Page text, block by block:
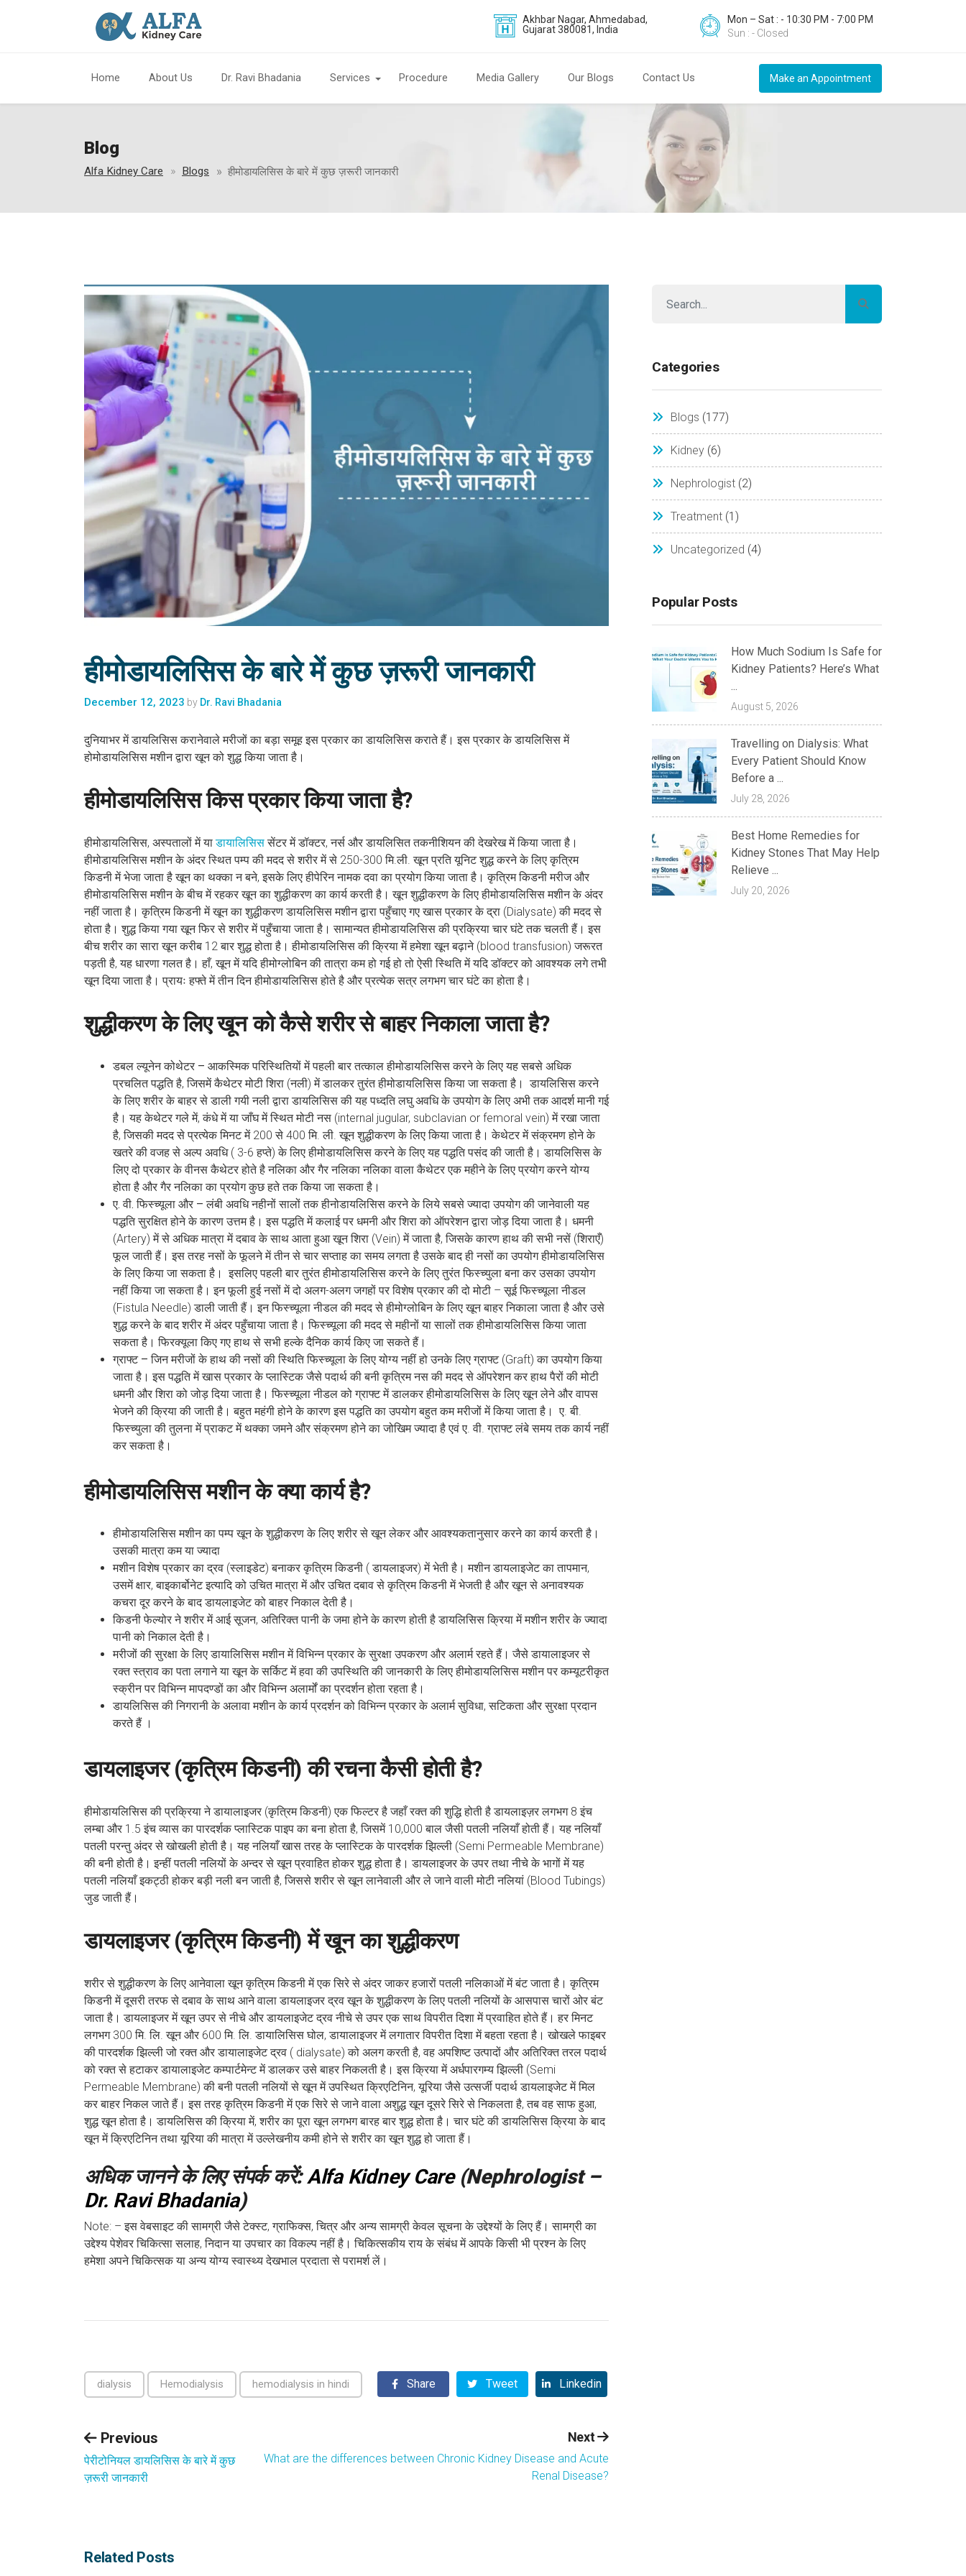
Akhbar Nagar, Ahmedabad,
Gujarat 380081, India
Mon – Sat : - 10:30 PM - 7:00 PM
Sun : - Closed
Home About Us Dr. Ravi Bhadania Services Procedure Media Gallery Our Blogs Contact Us Make an Appointment
Blog
Alfa Kidney Care Blogs हीमोडायलिसिस के बारे में कुछ ज़रूरी जानकारी
हीमोडायलिसिस के बारे में कुछ ज़रूरी जानकारी
December 12, 2023 by Dr. Ravi Bhadania
दुनियाभर में डायलिसिस करानेवाले मरीजों का बड़ा समूह इस प्रकार का डायलिसिस कराते हैं। इस प्रकार के डायलिसिस में
होमोडायलिसिस मशीन द्वारा खून को शुद्ध किया जाता है।
हीमोडायलिसिस किस प्रकार किया जाता है?
हीमोडायलिसिस, अस्पतालों में याडायालिसिससेंटर में डॉक्टर, नर्स और डायलिसित तकनीशियन की देखरेख में किया जाता है।
हीमोडायलिसिस मशीन के अंदर स्थित पम्प की मदद से शरीर में से 250-300 मि.ली. खून प्रति यूनिट शुद्ध करने के लिए कृत्रिम
किडनी में भेजा जाता है खून का थक्का न बने, इसके लिए हीपेरिन नामक दवा का प्रयोग किया जाता है। कृत्रिम किडनी मरीज और
हीमोडायलिसिस मशीन के बीच में रहकर खून का शुद्धीकरण का कार्य करती है। खून शुद्धीकरण के लिए हीमोडायलिसिस मशीन के अंदर
नहीं जाता है। कृत्रिम किडनी में खून का शुद्धीकरण डायलिसिस मशीन द्वारा पहुँचाए गए खास प्रकार के द्रा (Dialysate) की मदद से
होता है। शुद्ध किया गया खून फिर से शरीर में पहुँचाया जाता है। सामान्यत हीमोडायलिसिस की प्रक्रिया चार घंटे तक चलती हैं। इस
बीच शरीर का सारा खून करीब 12 बार शुद्ध होता है। हीमोडायलिसिस की क्रिया में हमेशा खून बढ़ाने (blood transfusion) जरूरत
पड़ती है, यह धारणा गलत है। हाँ, खून में यदि हीमोग्लोबिन की तात्रा कम हो गई हो तो ऐसी स्थिति में यदि डॉक्टर को आवश्यक लगे तभी
खून दिया जाता है। प्रायः हफ्ते में तीन दिन हीमोडायलिसिस होते है और प्रत्येक सत्र लगभग चार घंटे का होता है।
शुद्धीकरण के लिए खून को कैसे शरीर से बाहर निकाला जाता है?
डबल ल्यूनेन कोथेटर – आकस्मिक परिस्थितियों में पहली बार तत्काल हीमोडायलिसिस करने के लिए यह सबसे अधिक
प्रचलित पद्धति है, जिसमें कैथेटर मोटी शिरा (नली) में डालकर तुरंत हीमोडायलिसिस किया जा सकता है। डायलिसिस करने
के लिए शरीर के बाहर से डाली गयी नली द्वारा डायलिसिस की यह पध्दति लघु अवधि के उपयोग के लिए अभी तक आदर्श मानी गई
है। यह केथेटर गले में, कंधे में या जाँघ में स्थित मोटी नस (internal jugular, subclavian or femoral vein) में रखा जाता
है, जिसकी मदद से प्रत्येक मिनट में 200 से 400 मि. ली. खून शुद्धीकरण के लिए किया जाता है। केथेटर में संक्रमण होने के
खतरे की वजह से अल्प अवधि ( 3-6 हप्ते) के लिए हीमोडायलिसिस करने के लिए यह पद्धति पसंद की जाती है। डायलिसिस के
लिए दो प्रकार के वीनस कैथेटर होते है नलिका और गैर नलिका नलिका वाला कैथेटर एक महीने के लिए प्रयोग करने योग्य
होता है और गैर नलिका का प्रयोग कुछ हते तक किया जा सकता है।
ए. वी. फिस्च्यूला और – लंबी अवधि नहीनों सालों तक हीनोडायलिसिस करने के लिये सबसे ज्यादा उपयोग की जानेवाली यह
पद्धति सुरक्षित होने के कारण उत्तम है। इस पद्धति में कलाई पर धमनी और शिरा को ऑपरेशन द्वारा जोड़ दिया जाता है। धमनी
(Artery) में से अधिक मात्रा में दबाव के साथ आता हुआ खून शिरा (Vein) में जाता है, जिसके कारण हाथ की सभी नसें (शिराएँ)
फूल जाती हैं। इस तरह नसों के फूलने में तीन से चार सप्ताह का समय लगता है उसके बाद ही नसों का उपयोग हीमोडायलिसिस
के लिए किया जा सकता है। इसलिए पहली बार तुरंत हीमोडायलिसिस करने के लिए तुरंत फिस्च्युला बना कर उसका उपयोग
नहीं किया जा सकता है। इन फूली हुई नसों में दो अलग-अलग जगहों पर विशेष प्रकार की दो मोटी – सूई फिस्च्यूला नीडल
(Fistula Needle) डाली जाती हैं। इन फिस्च्यूला नीडल की मदद से हीमोग्लोबिन के लिए खून बाहर निकाला जाता है और उसे
शुद्ध करने के बाद शरीर में अंदर पहुँचाया जाता है। फिस्च्यूला की मदद से महीनों या सालों तक हीमोडायलिसिस किया जाता
सकता है। फिरक्यूला किए गए हाथ से सभी हल्के दैनिक कार्य किए जा सकते हैं।
ग्राफ्ट – जिन मरीजों के हाथ की नसों की स्थिति फिस्च्यूला के लिए योग्य नहीं हो उनके लिए ग्राफ्ट (Graft) का उपयोग किया
जाता है। इस पद्धति में खास प्रकार के प्लास्टिक जैसे पदार्थ की बनी कृत्रिम नस की मदद से ऑपरेशन कर हाथ पैरों की मोटी
धमनी और शिरा को जोड़ दिया जाता है। फिस्च्यूला नीडल को ग्राफ्ट में डालकर हीमोडायलिसिस के लिए खून लेने और वापस
भेजने की क्रिया की जाती है। बहुत महंगी होने के कारण इस पद्धति का उपयोग बहुत कम मरीजों में किया जाता है। ए. बी.
फिस्च्युला की तुलना में प्राकट में थक्का जमने और संक्रमण होने का जोखिम ज्यादा है एवं ए. वी. ग्राफ्ट लंबे समय तक कार्य नहीं
कर सकता है।
हीमोडायलिसिस मशीन के क्या कार्य है?
हीमोडायलिसिस मशीन का पम्प खून के शुद्धीकरण के लिए शरीर से खून लेकर और आवश्यकतानुसार करने का कार्य करती है।
उसकी मात्रा कम या ज्यादा
मशीन विशेष प्रकार का द्रव (स्लाइडेट) बनाकर कृत्रिम किडनी ( डायलाइजर) में भेती है। मशीन डायलाइजेट का तापमान,
उसमें क्षार, बाइकार्बोनेट इत्यादि को उचित मात्रा में और उचित दबाव से कृत्रिम किडनी में भेजती है और खून से अनावश्यक
कचरा दूर करने के बाद डायलाइजेट को बाहर निकाल देती है।
किडनी फेल्योरने शरीर में आई सूजन, अतिरिक्त पानी के जमा होने के कारण होती है डायलिसिस क्रिया में मशीन शरीर के ज्यादा
पानी को निकाल देती है।
मरीजों की सुरक्षा के लिए डायालिसिस मशीन में विभिन्न प्रकार के सुरक्षा उपकरण और अलार्म रहते हैं। जैसे डायालाइजर से
रक्त स्त्राव का पता लगाने या खून के सर्किट में हवा की उपस्थिति की जानकारी के लिए हीमोडायलिसिस मशीन पर कम्यूटरीकृत
स्क्रीन पर विभिन्न मापदण्डों का और विभिन्न अलार्मों का प्रदर्शन होता रहता है।
डायलिसिस की निगरानी के अलावा मशीन के कार्य प्रदर्शन को विभिन्न प्रकार के अलार्म सुविधा, सटिकता और सुरक्षा प्रदान
करते हैं ।
डायलाइजर (कृत्रिम किडनी) की रचना कैसी होती है?
हीमोडायलिसिस की प्रक्रिया ने डायालाइजर (कृत्रिम किडनी) एक फिल्टर है जहाँ रक्त की शुद्धि होती है डायलाइज़र लगभग 8 इंच
लम्बा और 1.5 इंच व्यास का पारदर्शक प्लास्टिक पाइप का बना होता है, जिसमें 10,000 बाल जैसी पतली नलियाँ होती हैं। यह नलियाँ
पतली परन्तु अंदर से खोखली होती है। यह नलियाँ खास तरह के प्लास्टिक के पारदर्शक झिल्ली (Semi Permeable Membrane)
की बनी होती है। इन्हीं पतली नलियों के अन्दर से खून प्रवाहित होकर शुद्ध होता है। डायलाइजर के उपर तथा नीचे के भागों में यह
पतली नलियाँ इकट्ठी होकर बड़ी नली बन जाती है, जिससे शरीर से खून लानेवाली और ले जाने वाली मोटी नलियां (Blood Tubings)
जुड जाती हैं।
डायलाइजर (कृत्रिम किडनी) में खून का शुद्धीकरण
शरीर से शुद्धीकरण के लिए आनेवाला खून कृत्रिम किडनी में एक सिरे से अंदर जाकर हजारों पतली नलिकाओं में बंट जाता है। कृत्रिम
किडनी में दूसरी तरफ से दबाव के साथ आने वाला डायलाइजर द्रव खून के शुद्धीकरण के लिए पतली नलियों के आसपास चारों ओर बंट
जाता है। डायलाइजर में खून उपर से नीचे और डायलाइजेट द्रव नीचे से उपर एक साथ विपरीत दिशा में प्रवाहित होते हैं। हर मिनट
लगभग 300 मि. लि. खून और 600 मि. लि. डायालिसिस घोल, डायालाइजर में लगातार विपरीत दिशा में बहता रहता है। खोखले फाइबर
की पारदर्शक झिल्ली जो रक्त और डायालाइजेट द्रव ( dialysate) को अलग करती है, वह अपशिष्ट उत्पादों और अतिरिक्त तरल पदार्थ
को रक्त से हटाकर डायालाइजेट कम्पार्टमेन्ट में डालकर उसे बाहर निकलती है। इस क्रिया में अर्धपारगम्य झिल्ली (Semi
Permeable Membrane) की बनी पतली नलियों से खून में उपस्थित क्रिएटिनिन, यूरिया जैसे उत्सर्जी पदार्थ डायलाइजेट में मिल
कर बाहर निकल जाते हैं। इस तरह कृत्रिम किडनी में एक सिरे से जाने वाला अशुद्ध खून दूसरे सिरे से निकलता है, तब वह साफ हुआ,
शुद्ध खून होता है। डायलिसिस की क्रिया में, शरीर का पूरा खून लगभग बारह बार शुद्ध होता है। चार घंटे की डायलिसिस क्रिया के बाद
खून में क्रिएटिनिन तथा यूरिया की मात्रा में उल्लेखनीय कमी होने से शरीर का खून शुद्ध हो जाता हैं।
अधिक जानने के लिए संपर्क करें:Alfa Kidney Care(Nephrologist –
Dr. Ravi Bhadania)
Note: – इस वेबसाइट की सामग्री जैसे टेक्स्ट, ग्राफिक्स, चित्र और अन्य सामग्री केवल सूचना के उद्देश्यों के लिए हैं। सामग्री का
उद्देश्य पेशेवर चिकित्सा सलाह, निदान या उपचार का विकल्प नहीं है। चिकित्सकीय राय के संबंध में आपके किसी भी प्रश्न के लिए
हमेशा अपने चिकित्सक या अन्य योग्य स्वास्थ्य देखभाल प्रदाता से परामर्श लें।
dialysis Hemodialysis hemodialysis in hindi Share Tweet Linkedin
Previous
पेरीटोनियल डायलिसिस के बारे में कुछ
ज़रूरी जानकारी
Next
What are the differences between Chronic Kidney Disease and Acute
Renal Disease?
Related Posts
Categories
Blogs (177)
Kidney (6)
Nephrologist (2)
Treatment (1)
Uncategorized (4)
Popular Posts
How Much Sodium Is Safe for
Kidney Patients? Here’s What
...
August 5, 2026
Travelling on Dialysis: What
Every Patient Should Know
Before a ...
July 28, 2026
Best Home Remedies for
Kidney Stones That May Help
Relieve ...
July 20, 2026